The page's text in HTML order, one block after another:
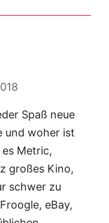
Spaß neue
und woher ist
Metric,
großes Kino,
schwer zu
eBay,